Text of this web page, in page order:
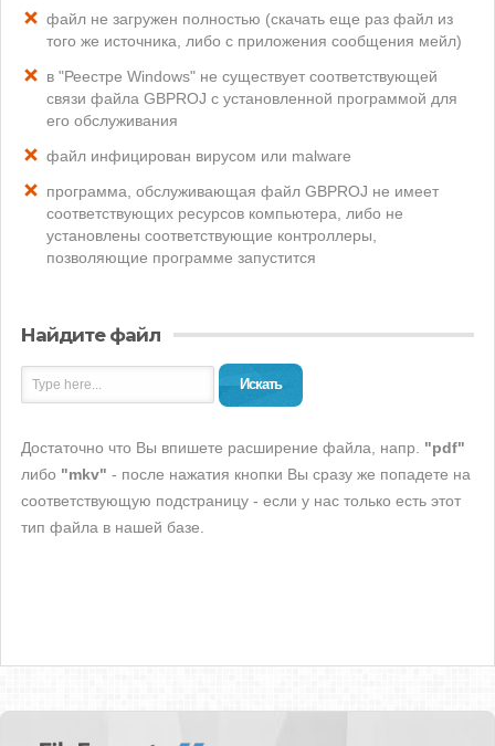
файл не загружен полностью (скачать еще раз файл из
того же источника, либо с приложения сообщения мейл)
в "Реестре Windows" не существует соответствующей
связи файла GBPROJ с установленной программой для
его обслуживания
файл инфицирован вирусом или malware
программа, обслуживающая файл GBPROJ не имеет
соответствующих ресурсов компьютера, либо не
установлены соответствующие контроллеры,
позволяющие программе запустится
Найдите файл
Искать
Достаточно что Вы впишете расширение файла, напр. "pdf"
либо "mkv" - после нажатия кнопки Вы сразу же попадете на
соответствующую подстраницу - если у нас только есть этот
тип файла в нашей базе.